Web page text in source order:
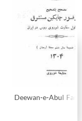
Deewan-e-Abul Faraj